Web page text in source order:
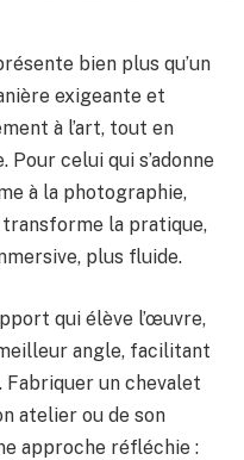
bien plus qu’un
exigeante et
à l’art, tout en
celui qui s’adonne
à la photographie,
transforme la pratique,
plus fluide.
qui élève l’œuvre,
angle, facilitant
Fabriquer un chevalet
atelier ou de son
approche réfléchie :